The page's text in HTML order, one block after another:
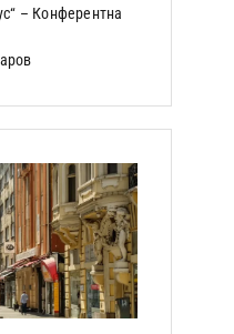
– Конферентна